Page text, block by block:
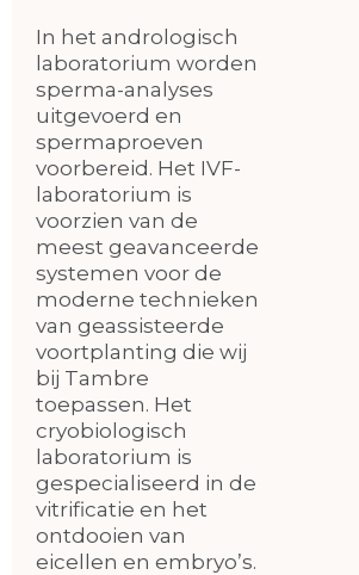
In het andrologisch
laboratorium worden
sperma-analyses
uitgevoerd en
spermaproeven
voorbereid. Het IVF-
laboratorium is
voorzien van de
meest geavanceerde
systemen voor de
moderne technieken
van geassisteerde
voortplanting die wij
bij Tambre
toepassen. Het
cryobiologisch
laboratorium is
gespecialiseerd in de
vitrificatie en het
ontdooien van
eicellen en embryo’s.